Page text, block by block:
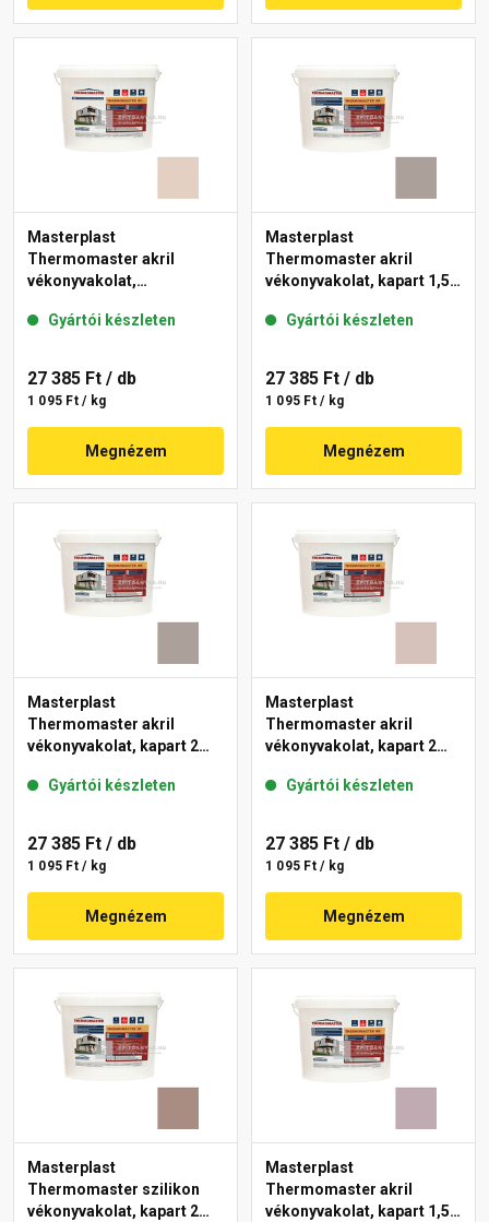
Masterplast
Thermomaster akril
vékonyvakolat,
44-E 25 kg
Gyártói készleten
27 385 Ft / db
1 095 Ft / kg
Megnézem
Masterplast
Thermomaster akril
vékonyvakolat, kapart 1,5
Gyártói készleten
27 385 Ft / db
1 095 Ft / kg
Megnézem
Masterplast
Thermomaster akril
vékonyvakolat, kapart 2
Gyártói készleten
27 385 Ft / db
1 095 Ft / kg
Megnézem
Masterplast
Thermomaster akril
vékonyvakolat, kapart 2
Gyártói készleten
27 385 Ft / db
1 095 Ft / kg
Megnézem
Masterplast
Thermomaster szilikon
vékonyvakolat, kapart 2
Masterplast
Thermomaster akril
vékonyvakolat, kapart 1,5